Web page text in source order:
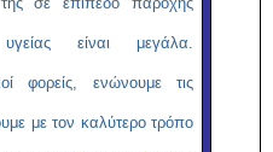
υγείας είναι μεγάλα.
φορείς, ενώνουμε τις
με τον καλύτερο τρόπο